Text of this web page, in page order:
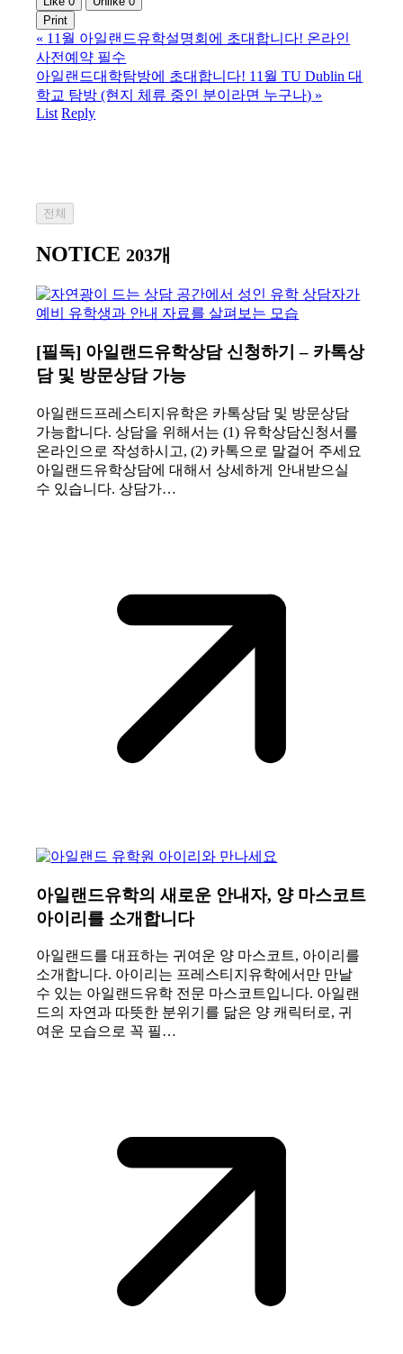
Print
« 11월 아일랜드유학설명회에 초대합니다! 온라인
사전예약 필수
아일랜드대학탐방에 초대합니다! 11월 TU Dublin 대
학교 탐방 (현지 체류 중인 분이라면 누구나) »
List Reply
전체
NOTICE203개
[필독] 아일랜드유학상담 신청하기 – 카톡상
담 및 방문상담 가능
아일랜드프레스티지유학은 카톡상담 및 방문상담
가능합니다. 상담을 위해서는 (1) 유학상담신청서를
온라인으로 작성하시고, (2) 카톡으로 말걸어 주세요
아일랜드유학상담에 대해서 상세하게 안내받으실
수 있습니다. 상담가…
아일랜드유학의 새로운 안내자, 양 마스코트
아이리를 소개합니다
아일랜드를 대표하는 귀여운 양 마스코트, 아이리를
소개합니다. 아이리는 프레스티지유학에서만 만날
수 있는 아일랜드유학 전문 마스코트입니다. 아일랜
드의 자연과 따뜻한 분위기를 닮은 양 캐릭터로, 귀
여운 모습으로 꼭 필…